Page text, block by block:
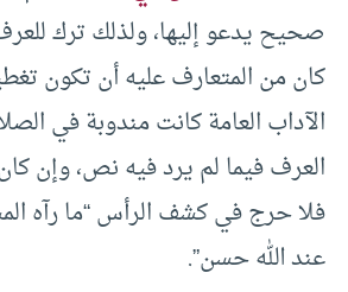
صحيح يدعو إليها، ولذلك ترك
كان من المتعارف عليه أن تكون
الآداب العامة كانت مندوبة في
العرف فيما لم يرد فيه نص، وإن
فلا حرج في كشف الرأس “ما رآه
عند الله حسن”.